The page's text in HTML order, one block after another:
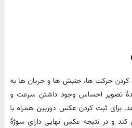
حرکت ها، جنبش ها و جریان ها به
تصویر احساس وجود داشتن سرعت و
ثبت کردن عکس دوربین همراه با
و در نتیجه عکس نهایی دارای سوژۀ